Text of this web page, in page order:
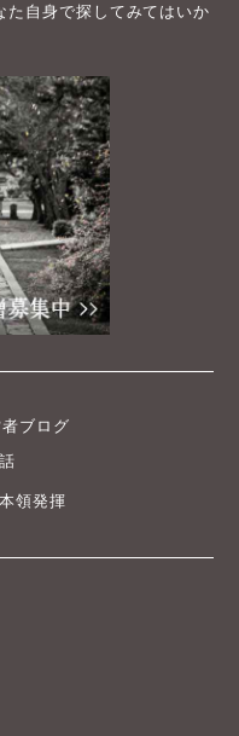
た自身で探してみてはいか
ブログ
領発揮